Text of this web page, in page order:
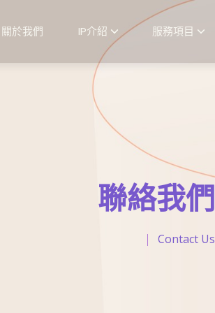
關於我們 IP介紹 服務項目
聯絡我們
Contact Us